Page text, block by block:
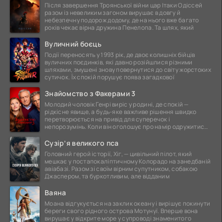
Після завершення Троянської війни цар Ітаки Одіссей
разом із невеликим загоном вирушає в довгу й
небезпечну подорож додому, де на нього вже багато
років чекає вірна дружина Пенелопа. Та шлях, який
Вуличний боєць
Події переносять у 1993 рік, де двоє колишніх бійців
вуличних поєдинків, які давно розійшлися різними
шляхами, змушені знову повернутися до світу жорстоких
сутичок. Їх спокій порушує поява загадкової
Знайомство з Факерами 3
Молодий чоловік Генрі виріс у родині, де спокій —
рідкісне явище, а будь-яке важливе рішення швидко
перетворюється на привід для суперечок і
непорозумінь. Коли він оголошує про намір одружитися,
Сузір’я великого пса
Головний герой історії, Хіг, — цивільний пілот, який
мешкає у постапокаліптичному Колорадо на занедбаній
авіабазі. Разом зі своїм вірним супутником, собакою
Джаспером, та буркотливим, але відданим
Ваяна
Моана відгукується на заклик океану і вирішує покинути
береги свого рідного острова Мотунуї. Вперше вона
вирушає у відкрите море у супроводі знаменитого